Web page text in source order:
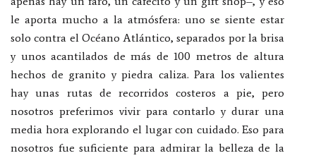
le aporta mucho a la atmósfera: uno se siente estar
solo contra el Océano Atlántico, separados por la brisa
y unos acantilados de más de 100 metros de altura
hechos de granito y piedra caliza. Para los valientes
hay unas rutas de recorridos costeros a pie, pero
nosotros preferimos vivir para contarlo y durar una
media hora explorando el lugar con cuidado. Eso para
nosotros fue suficiente para admirar la belleza de la